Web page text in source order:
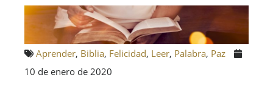
Aprender, Biblia, Felicidad, Leer, Palabra, Paz
10 de enero de 2020